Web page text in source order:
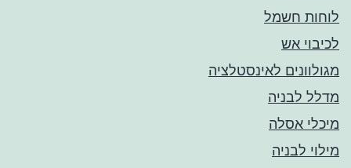
לוחות חשמל
לכיבוי אש
מגולוונים לאינסטלציה
מדלל לבניה
מיכלי אסלה
מילוי לבניה